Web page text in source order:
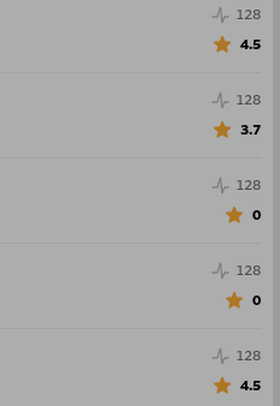
128
4.5
128
3.7
128
0
128
0
128
4.5